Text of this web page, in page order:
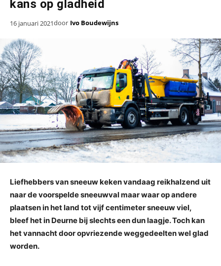
kans op gladheid
16 januari 2021door Ivo Boudewijns
Liefhebbers van sneeuw keken vandaag reikhalzend uit
naar de voorspelde sneeuwval maar waar op andere
plaatsen in het land tot vijf centimeter sneeuw viel,
bleef het in Deurne bij slechts een dun laagje. Toch kan
het vannacht door opvriezende weggedeelten wel glad
worden.